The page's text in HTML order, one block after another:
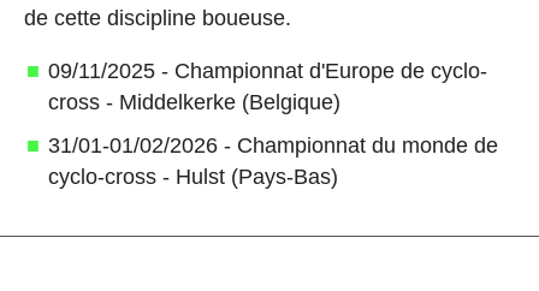
de cette discipline boueuse.
09/11/2025 - Championnat d'Europe de cyclo-
cross - Middelkerke (Belgique)
31/01-01/02/2026 - Championnat du monde de
cyclo-cross - Hulst (Pays-Bas)